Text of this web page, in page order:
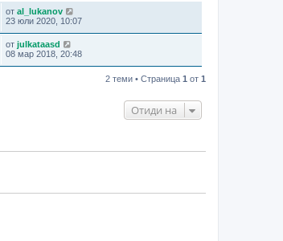
от al_lukanov
23 юли 2020, 10:07
от julkataasd
08 мар 2018, 20:48
2 теми • Страница 1 от 1
Отиди на